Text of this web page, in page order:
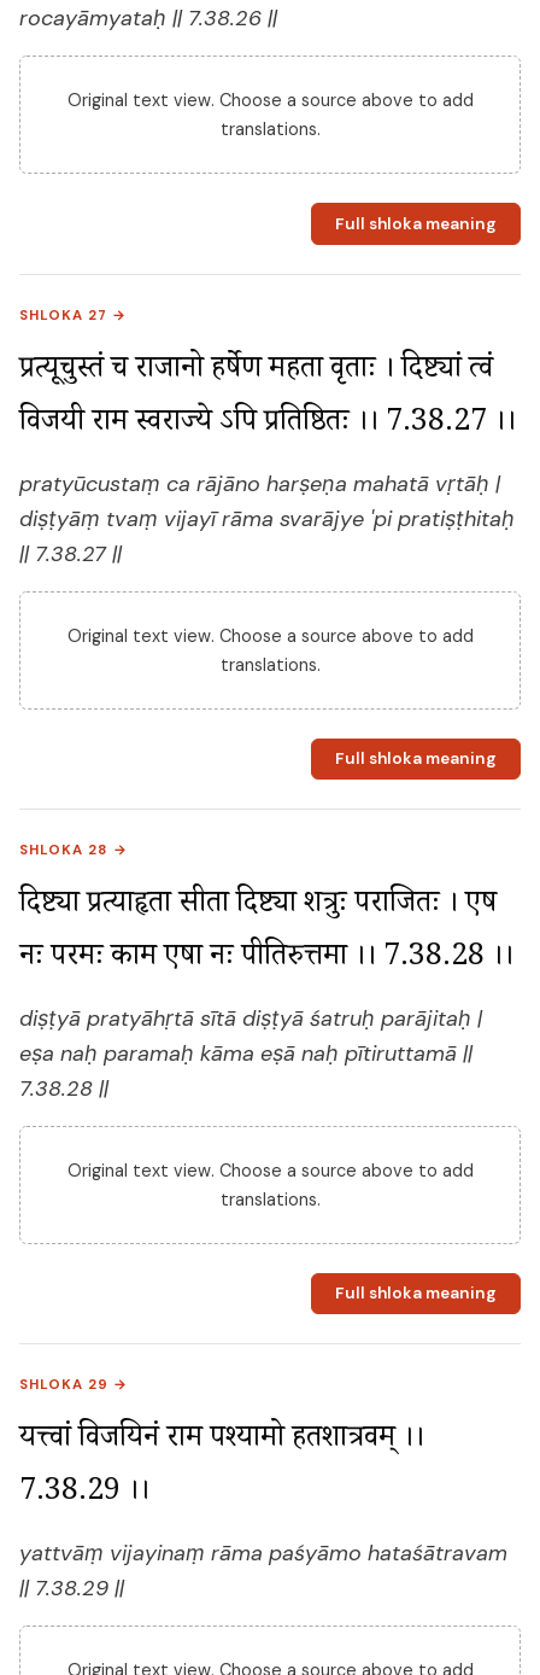
rocayāmyataḥ || 7.38.26 ||
Original text view. Choose a source above to add
translations.
Full shloka meaning
SHLOKA 27 →
प्रत्यूचुस्तं च राजानो हर्षेण महता वृताः । दिष्ट्यां त्वं
विजयी राम स्वराज्ये ऽपि प्रतिष्ठितः ।। 7.38.27 ।।
pratyūcustaṃ ca rājāno harṣeṇa mahatā vṛtāḥ |
diṣṭyāṃ tvaṃ vijayī rāma svarājye 'pi pratiṣṭhitaḥ
|| 7.38.27 ||
Original text view. Choose a source above to add
translations.
Full shloka meaning
SHLOKA 28 →
दिष्ट्या प्रत्याहृता सीता दिष्ट्या शत्रुः पराजितः । एष
नः परमः काम एषा नः पीतिरुत्तमा ।। 7.38.28 ।।
diṣṭyā pratyāhṛtā sītā diṣṭyā śatruḥ parājitaḥ |
eṣa naḥ paramaḥ kāma eṣā naḥ pītiruttamā ||
7.38.28 ||
Original text view. Choose a source above to add
translations.
Full shloka meaning
SHLOKA 29 →
यत्त्वां विजयिनं राम पश्यामो हतशात्रवम् ।।
7.38.29 ।।
yattvāṃ vijayinaṃ rāma paśyāmo hataśātravam
|| 7.38.29 ||
Original text view. Choose a source above to add